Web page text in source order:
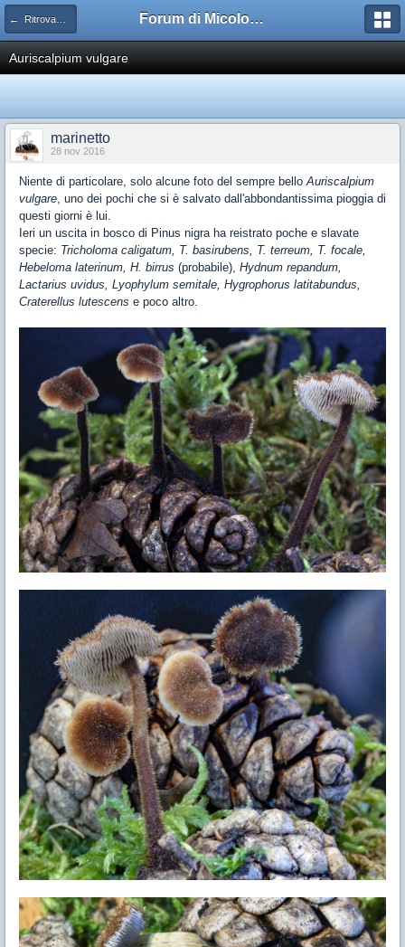
← Ritrovamenti Forum di Micologia AMB Gruppo di Muggia e del Carso
Auriscalpium vulgare
marinetto
28 nov 2016
Niente di particolare, solo alcune foto del sempre belloAuriscalpium
vulgare, uno dei pochi che si è salvato dall'abbondantissima pioggia di
questi giorni è lui.
Ieri un uscita in bosco di Pinus nigra ha reistrato poche e slavate
specie: Tricholoma caligatum, T. basirubens, T. terreum, T. focale,
Hebeloma laterinum, H. birrus (probabile), Hydnum repandum,
Lactarius uvidus, Lyophylum semitale, Hygrophorus latitabundus,
Craterellus lutescens e poco altro.